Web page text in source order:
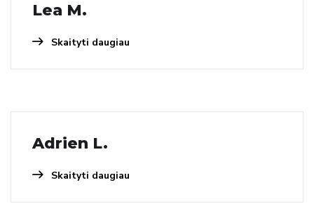
Lea M.
Skaityti daugiau
Adrien L.
Skaityti daugiau